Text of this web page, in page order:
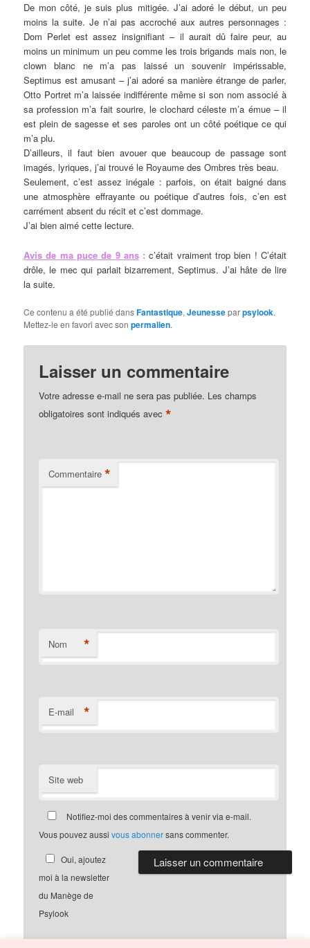
De mon côté, je suis plus mitigée. J’ai adoré le début, un peu
moins la suite. Je n’ai pas accroché aux autres personnages :
Dom Perlet est assez insignifiant – il aurait dû faire peur, au
moins un minimum un peu comme les trois brigands mais non, le
clown blanc ne m’a pas laissé un souvenir impérissable,
Septimus est amusant – j’ai adoré sa manière étrange de parler,
Otto Portret m’a laissée indifférente même si son nom associé à
sa profession m’a fait sourire, le clochard céleste m’a émue – il
est plein de sagesse et ses paroles ont un côté poétique ce qui
m’a plu.
D’ailleurs, il faut bien avouer que beaucoup de passage sont
imagés, lyriques, j’ai trouvé le Royaume des Ombres très beau.
Seulement, c’est assez inégale : parfois, on était baigné dans
une atmosphère effrayante ou poétique d’autres fois, c’en est
carrément absent du récit et c’est dommage.
J’ai bien aimé cette lecture.
Avis de ma puce de 9 ans: c’était vraiment trop bien ! C’était
drôle, le mec qui parlait bizarrement, Septimus. J’ai hâte de lire
la suite.
Ce contenu a été publié dansFantastique,Jeunesseparpsylook.
Mettez-le en favori avec sonpermalien.
Laisser un commentaire
Votre adresse e-mail ne sera pas publiée. Les champs
obligatoires sont indiqués avec*
Commentaire *
Nom *
E-mail *
Site web
Notifiez-moi des commentaires à venir via e-mail.
Vous pouvez aussivous abonnersans commenter.
Oui, ajoutez
moi à la newsletter
du Manège de
Psylook